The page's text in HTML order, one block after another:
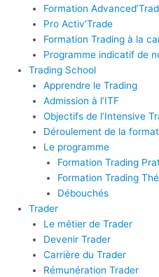
Formation
Pro Activ’Trade
Formation Trading à la
Programme indicatif de
Trading School
Apprendre le Trading
Admission à l’ITF
Objectifs de l’Intensive
Déroulement de la
Le programme
Formation Trading
Formation Trading
Débouchés
Trader
Le métier de Trader
Devenir Trader
Carrière du Trader
Rémunération Trader